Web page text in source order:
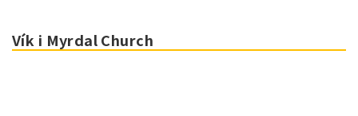
Vík i Myrdal Church